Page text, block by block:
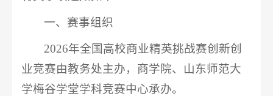
一、赛事组织
2026年全国高校商业精英挑战赛创新创
业竞赛由教务处主办，商学院、山东师范大
学梅谷学堂学科竞赛中心承办。